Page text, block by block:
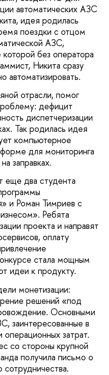
автоматических АЗС
идея родилась
поездки с отцом
АЗС,
без оператора
Никита сразу
автоматизировать.
отрасли, помог
дефицит
диспетчеризации
Так родилась идея
компьютерное
для мониторинга
заправках.
еще два студента
и Роман Тимриев с
Ребята
проекта и направят
оплату
стала мощным
идеи к продукту.
монетизации:
решений «под
Основными
заинтересованные в
затрат.
со стороны крупной
получила письмо о